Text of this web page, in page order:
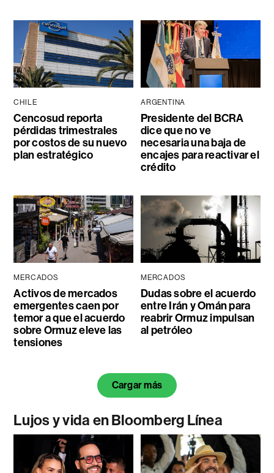
CHILE
Cencosud reporta
pérdidas trimestrales
por costos de su nuevo
plan estratégico
ARGENTINA
Presidente del BCRA
dice que no ve
necesaria una baja de
encajes para reactivar el
crédito
MERCADOS
Activos de mercados
emergentes caen por
temor a que el acuerdo
sobre Ormuz eleve las
tensiones
MERCADOS
Dudas sobre el acuerdo
entre Irán y Omán para
reabrir Ormuz impulsan
al petróleo
Cargar más
Lujos y vida en Bloomberg Línea